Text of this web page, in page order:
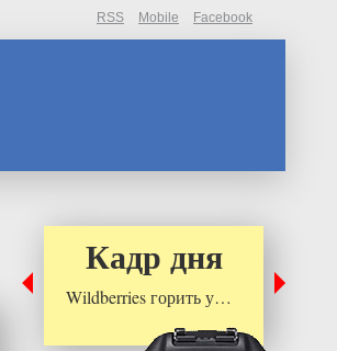
RSS Mobile Facebook
Кадр дня
Wildberries горить у…